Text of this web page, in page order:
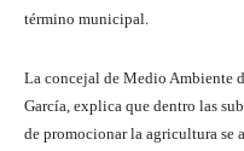
término municipal.
La concejal de Medio Ambiente
García, explica que dentro las
de promocionar la agricultura se